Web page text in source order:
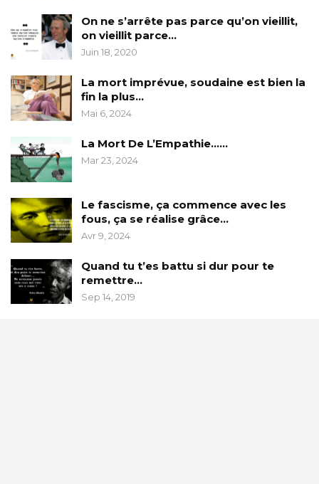
On ne s’arrête pas parce qu’on vieillit,
on vieillit parce…
Juin 18, 2020
La mort imprévue, soudaine est bien la
fin la plus…
Mai 6, 2024
La Mort De L’Empathie……
Mar 23, 2024
Le fascisme, ça commence avec les
fous, ça se réalise grâce…
Avr 9, 2024
Quand tu t’es battu si dur pour te
remettre…
Sep 14, 2019